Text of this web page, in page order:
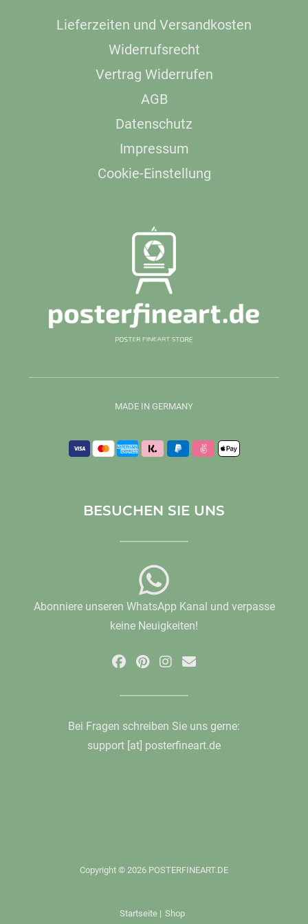
Lieferzeiten und Versandkosten
Widerrufsrecht
Vertrag Widerrufen
AGB
Datenschutz
Impressum
Cookie-Einstellung
MADE IN GERMANY
BESUCHEN SIE UNS
Abonniere unseren WhatsApp Kanal und verpasse
keine Neuigkeiten!
Bei Fragen schreiben Sie uns gerne:
support [at] posterfineart.de
Copyright © 2026 POSTERFINEART.DE
Startseite | Shop